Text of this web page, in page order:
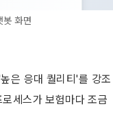
봇 화면
은 응대 퀄리티'를 강조
세스가 보험마다 조금